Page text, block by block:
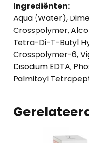
Ingrediënten:
Aqua (Water),
Crosspolymer,
Tetra-Di-T-Butyl
Crosspolymer-6,
Disodium EDTA,
Palmitoyl